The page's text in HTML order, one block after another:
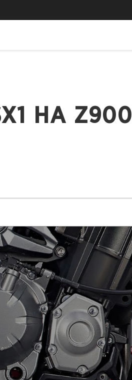
НА Z900